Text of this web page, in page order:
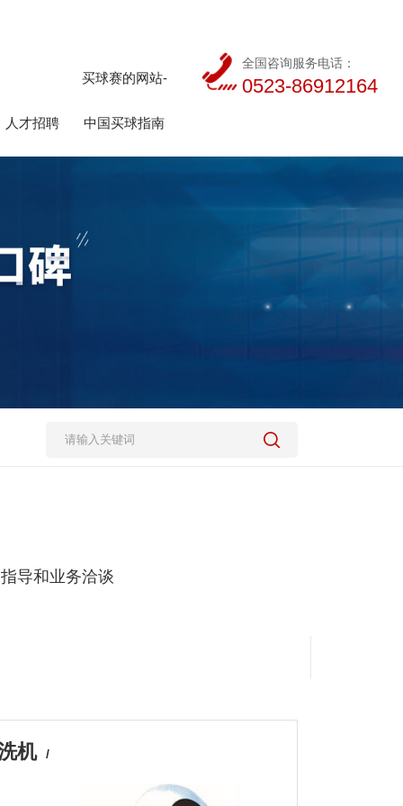
人才招聘
买球赛的网站-
中国买球指南
全国咨询服务电话：
0523-86912164
导和业务洽谈
机 /